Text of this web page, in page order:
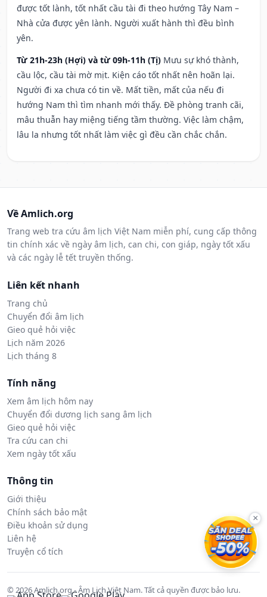
được tốt lành, tốt nhất cầu tài đi theo hướng Tây Nam –
Nhà cửa được yên lành. Người xuất hành thì đều bình
yên.
Từ 21h-23h (Hợi) và từ 09h-11h (Tị) Mưu sự khó thành,
cầu lộc, cầu tài mờ mịt. Kiện cáo tốt nhất nên hoãn lại.
Người đi xa chưa có tin về. Mất tiền, mất của nếu đi
hướng Nam thì tìm nhanh mới thấy. Đề phòng tranh cãi,
mâu thuẫn hay miệng tiếng tầm thường. Việc làm chậm,
lâu la nhưng tốt nhất làm việc gì đều cần chắc chắn.
Về Amlich.org
Trang web tra cứu âm lịch Việt Nam miễn phí, cung cấp thông
tin chính xác về ngày âm lịch, can chi, con giáp, ngày tốt xấu
và các ngày lễ tết truyền thống.
Liên kết nhanh
Trang chủ
Chuyển đổi âm lịch
Gieo quẻ hỏi việc
Lịch năm 2026
Lịch tháng 8
Tính năng
Xem âm lịch hôm nay
Chuyển đổi dương lịch sang âm lịch
Gieo quẻ hỏi việc
Tra cứu can chi
Xem ngày tốt xấu
Thông tin
Giới thiệu
Chính sách bảo mật
Điều khoản sử dụng
Liên hệ
Truyện cổ tích
© 2026 Amlich.org - Âm Lịch Việt Nam. Tất cả quyền được bảo lưu.
×